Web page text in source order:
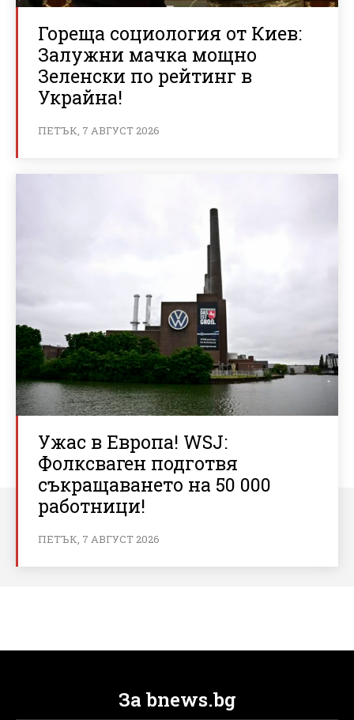
Гореща социология от Киев:
Залужни мачка мощно
Зеленски по рейтинг в
Украйна!
ПЕТЪК, 7 АВГУСТ 2026
Ужас в Европа! WSJ:
Фолксваген подготвя
съкращаването на 50 000
работници!
ПЕТЪК, 7 АВГУСТ 2026
За bnews.bg